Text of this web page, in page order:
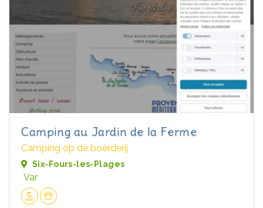
Camping au Jardin de la Ferme
Camping op de boerderij
Six-Fours-les-Plages
Var